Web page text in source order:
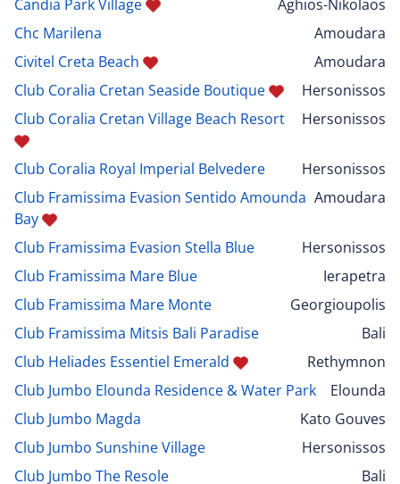
Candia Park Village
Aghios-Nikolaos
Chc Marilena
Amoudara
Civitel Creta Beach
Amoudara
Club Coralia Cretan Seaside Boutique
Hersonissos
Club Coralia Cretan Village Beach Resort
Hersonissos
Club Coralia Royal Imperial Belvedere
Hersonissos
Club Framissima Evasion Sentido Amounda
Bay
Amoudara
Club Framissima Evasion Stella Blue
Hersonissos
Club Framissima Mare Blue
Ierapetra
Club Framissima Mare Monte
Georgioupolis
Club Framissima Mitsis Bali Paradise
Bali
Club Heliades Essentiel Emerald
Rethymnon
Club Jumbo Elounda Residence & Water Park
Elounda
Club Jumbo Magda
Kato Gouves
Club Jumbo Sunshine Village
Hersonissos
Club Jumbo The Resole
Bali